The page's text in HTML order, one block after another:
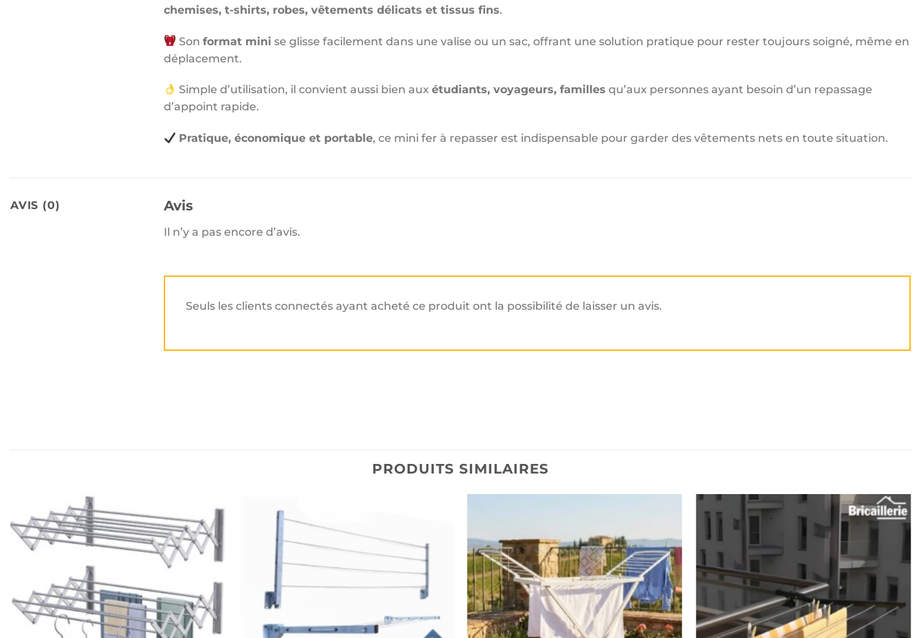
chemises, t-shirts, robes, vêtements délicats et tissus fins.
Sonformat mini se glisse facilement dans une valise ou un sac, offrant une solution pratique pour rester toujours soigné, même en
déplacement.
Simple d’utilisation, il convient aussi bien auxétudiants, voyageurs, familles qu’aux personnes ayant besoin d’un repassage
d’appoint rapide.
Pratique, économique et portable, ce mini fer à repasser est indispensable pour garder des vêtements nets en toute situation.
AVIS (0) Avis
Il n’y a pas encore d’avis.
Seuls les clients connectés ayant acheté ce produit ont la possibilité de laisser un avis.
PRODUITS SIMILAIRES